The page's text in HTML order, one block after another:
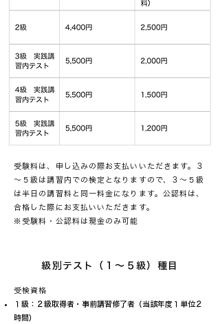
受験料は、申し込みの際お支払いいただきます。３
～５級は講習内での検定となりますので、３～５級
は半日の講習料と同一料金になります。公認料は、
合格した際にお支払いいただきます。
​※受験料・公認料は現金のみ可能
級別テスト（１～５級）種目
受検資格
１級：２級取得者・事前講習修了者（当該年度１単位２
時間）